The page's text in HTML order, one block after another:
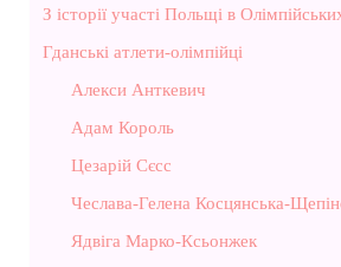
З історії участі Польщі в
Гданські атлети-олімпійці
Алекси Анткевич
Адам Король
Цезарій Сєсс
Чеслава-Гелена Косцянська-
Ядвіга Марко-Ксьонжек